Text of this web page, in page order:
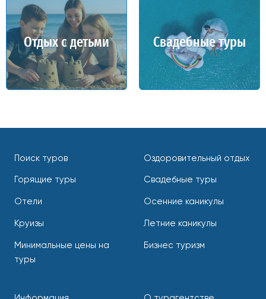
Отдых с детьми Свадебные туры
Поиск туров
Горящие туры
Отели
Круизы
Минимальные цены на
туры
Оздоровительный отдых
Свадебные туры
Осенние каникулы
Летние каникулы
Бизнес туризм